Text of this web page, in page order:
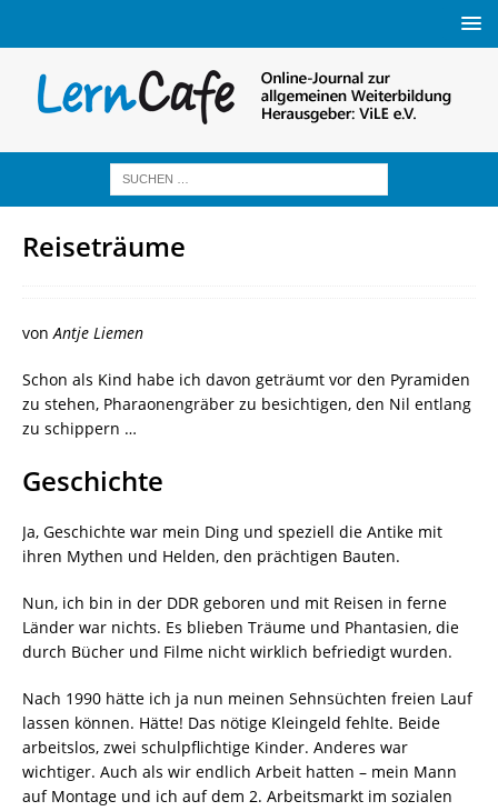
Reiseträume
von Antje Liemen
Schon als Kind habe ich davon geträumt vor den Pyramiden
zu stehen, Pharaonengräber zu besichtigen, den Nil entlang
zu schippern …
Geschichte
Ja, Geschichte war mein Ding und speziell die Antike mit
ihren Mythen und Helden, den prächtigen Bauten.
Nun, ich bin in der DDR geboren und mit Reisen in ferne
Länder war nichts. Es blieben Träume und Phantasien, die
durch Bücher und Filme nicht wirklich befriedigt wurden.
Nach 1990 hätte ich ja nun meinen Sehnsüchten freien Lauf
lassen können. Hätte! Das nötige Kleingeld fehlte. Beide
arbeitslos, zwei schulpflichtige Kinder. Anderes war
wichtiger. Auch als wir endlich Arbeit hatten – mein Mann
auf Montage und ich auf dem 2. Arbeitsmarkt im sozialen